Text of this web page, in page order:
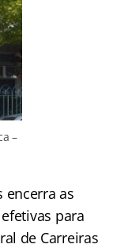
–
encerra as
para
de Carreiras